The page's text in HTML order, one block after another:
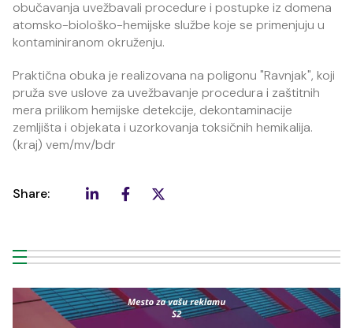
obučavanja uvežbavali procedure i postupke iz domena
atomsko-biološko-hemijske službe koje se primenjuju u
kontaminiranom okruženju.
Praktična obuka je realizovana na poligonu "Ravnjak", koji
pruža sve uslove za uvežbavanje procedura i zaštitnih
mera prilikom hemijske detekcije, dekontaminacije
zemljišta i objekata i uzorkovanja toksičnih hemikalija.
(kraj) vem/mv/bdr
Share: